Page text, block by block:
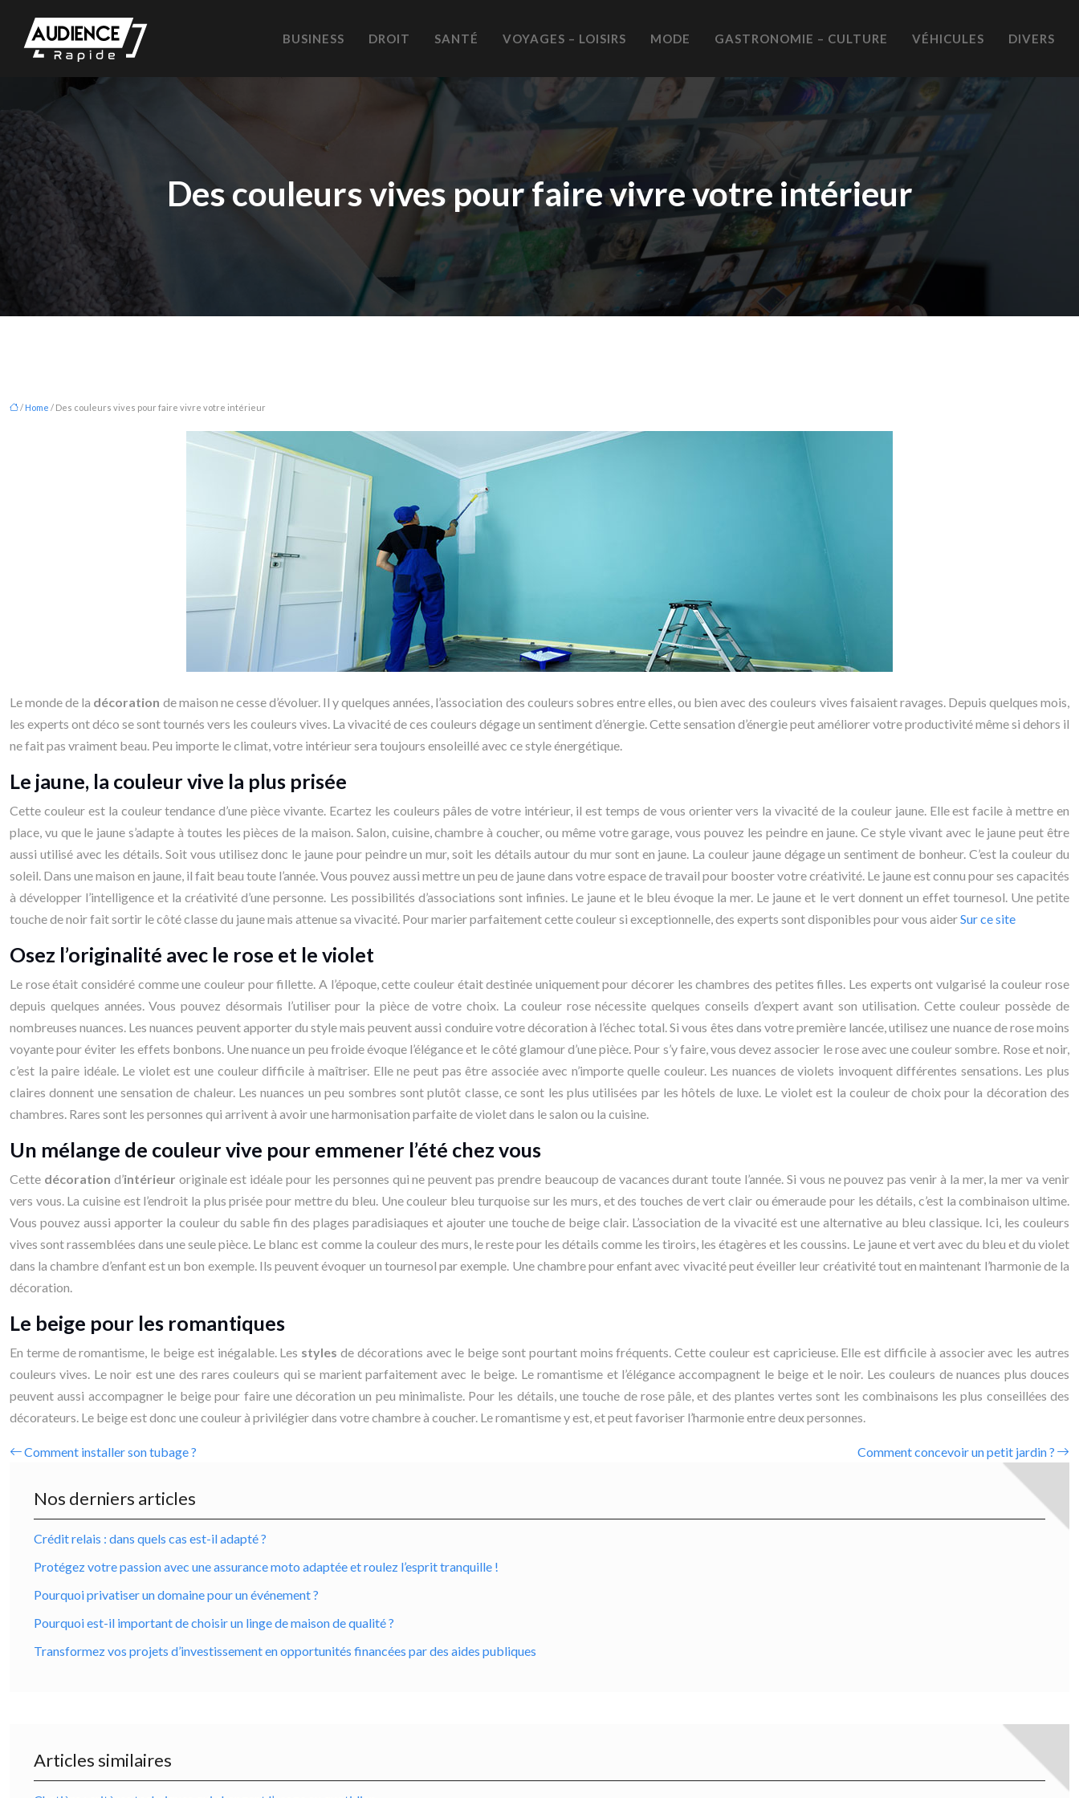
BUSINESS DROIT SANTÉ VOYAGES – LOISIRS MODE GASTRONOMIE – CULTURE VÉHICULES DIVERS
Des couleurs vives pour faire vivre votre intérieur
/ Home / Des couleurs vives pour faire vivre votre intérieur
Le monde de la décoration de maison ne cesse d’évoluer. Il y quelques années, l’association des couleurs sobres entre elles, ou bien avec des couleurs vives faisaient ravages. Depuis quelques mois,
les experts ont déco se sont tournés vers les couleurs vives. La vivacité de ces couleurs dégage un sentiment d’énergie. Cette sensation d’énergie peut améliorer votre productivité même si dehors il
ne fait pas vraiment beau. Peu importe le climat, votre intérieur sera toujours ensoleillé avec ce style énergétique.
Le jaune, la couleur vive la plus prisée
Cette couleur est la couleur tendance d’une pièce vivante. Ecartez les couleurs pâles de votre intérieur, il est temps de vous orienter vers la vivacité de la couleur jaune. Elle est facile à mettre en
place, vu que le jaune s’adapte à toutes les pièces de la maison. Salon, cuisine, chambre à coucher, ou même votre garage, vous pouvez les peindre en jaune. Ce style vivant avec le jaune peut être
aussi utilisé avec les détails. Soit vous utilisez donc le jaune pour peindre un mur, soit les détails autour du mur sont en jaune. La couleur jaune dégage un sentiment de bonheur. C’est la couleur du
soleil. Dans une maison en jaune, il fait beau toute l’année. Vous pouvez aussi mettre un peu de jaune dans votre espace de travail pour booster votre créativité. Le jaune est connu pour ses capacités
à développer l’intelligence et la créativité d’une personne. Les possibilités d’associations sont infinies. Le jaune et le bleu évoque la mer. Le jaune et le vert donnent un effet tournesol. Une petite
touche de noir fait sortir le côté classe du jaune mais attenue sa vivacité. Pour marier parfaitement cette couleur si exceptionnelle, des experts sont disponibles pour vous aiderSur ce site
Osez l’originalité avec le rose et le violet
Le rose était considéré comme une couleur pour fillette. A l’époque, cette couleur était destinée uniquement pour décorer les chambres des petites filles. Les experts ont vulgarisé la couleur rose
depuis quelques années. Vous pouvez désormais l’utiliser pour la pièce de votre choix. La couleur rose nécessite quelques conseils d’expert avant son utilisation. Cette couleur possède de
nombreuses nuances. Les nuances peuvent apporter du style mais peuvent aussi conduire votre décoration à l’échec total. Si vous êtes dans votre première lancée, utilisez une nuance de rose moins
voyante pour éviter les effets bonbons. Une nuance un peu froide évoque l’élégance et le côté glamour d’une pièce. Pour s’y faire, vous devez associer le rose avec une couleur sombre. Rose et noir,
c’est la paire idéale. Le violet est une couleur difficile à maîtriser. Elle ne peut pas être associée avec n’importe quelle couleur. Les nuances de violets invoquent différentes sensations. Les plus
claires donnent une sensation de chaleur. Les nuances un peu sombres sont plutôt classe, ce sont les plus utilisées par les hôtels de luxe. Le violet est la couleur de choix pour la décoration des
chambres. Rares sont les personnes qui arrivent à avoir une harmonisation parfaite de violet dans le salon ou la cuisine.
Un mélange de couleur vive pour emmener l’été chez vous
Cette décoration d’intérieur originale est idéale pour les personnes qui ne peuvent pas prendre beaucoup de vacances durant toute l’année. Si vous ne pouvez pas venir à la mer, la mer va venir
vers vous. La cuisine est l’endroit la plus prisée pour mettre du bleu. Une couleur bleu turquoise sur les murs, et des touches de vert clair ou émeraude pour les détails, c’est la combinaison ultime.
Vous pouvez aussi apporter la couleur du sable fin des plages paradisiaques et ajouter une touche de beige clair. L’association de la vivacité est une alternative au bleu classique. Ici, les couleurs
vives sont rassemblées dans une seule pièce. Le blanc est comme la couleur des murs, le reste pour les détails comme les tiroirs, les étagères et les coussins. Le jaune et vert avec du bleu et du violet
dans la chambre d’enfant est un bon exemple. Ils peuvent évoquer un tournesol par exemple. Une chambre pour enfant avec vivacité peut éveiller leur créativité tout en maintenant l’harmonie de la
décoration.
Le beige pour les romantiques
En terme de romantisme, le beige est inégalable. Les styles de décorations avec le beige sont pourtant moins fréquents. Cette couleur est capricieuse. Elle est difficile à associer avec les autres
couleurs vives. Le noir est une des rares couleurs qui se marient parfaitement avec le beige. Le romantisme et l’élégance accompagnent le beige et le noir. Les couleurs de nuances plus douces
peuvent aussi accompagner le beige pour faire une décoration un peu minimaliste. Pour les détails, une touche de rose pâle, et des plantes vertes sont les combinaisons les plus conseillées des
décorateurs. Le beige est donc une couleur à privilégier dans votre chambre à coucher. Le romantisme y est, et peut favoriser l’harmonie entre deux personnes.
Comment installer son tubage ? Comment concevoir un petit jardin ?
Nos derniers articles
Crédit relais : dans quels cas est-il adapté ?
Protégez votre passion avec une assurance moto adaptée et roulez l’esprit tranquille !
Pourquoi privatiser un domaine pour un événement ?
Pourquoi est-il important de choisir un linge de maison de qualité ?
Transformez vos projets d’investissement en opportunités financées par des aides publiques
Articles similaires